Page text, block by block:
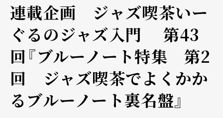
連載企画 ジャズ喫茶いー
ぐるのジャズ入門 第43
回『ブルーノート特集 第2
回 ジャズ喫茶でよくかか
るブルーノート裏名盤』